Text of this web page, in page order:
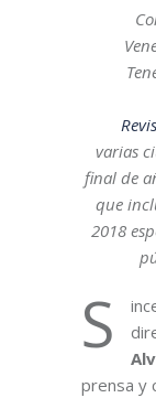
varias
final de
que
2018
S
prensa y